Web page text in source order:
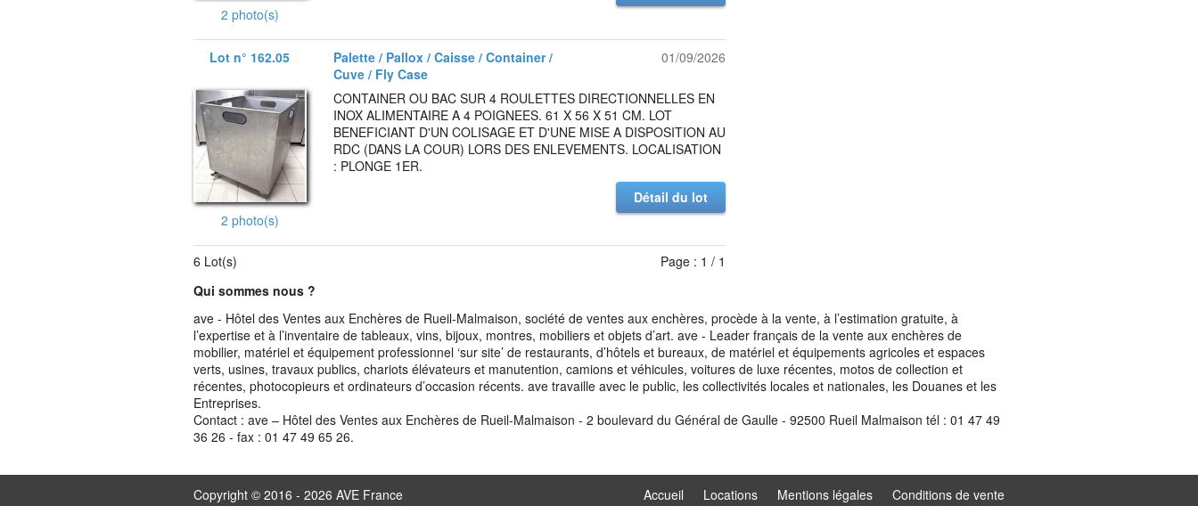
2 photo(s)
Lot n° 162.05
Palette / Pallox / Caisse / Container /
Cuve / Fly Case
01/09/2026
2 photo(s)
CONTAINER OU BAC SUR 4 ROULETTES DIRECTIONNELLES EN
INOX ALIMENTAIRE A 4 POIGNEES. 61 X 56 X 51 CM. LOT
BENEFICIANT D'UN COLISAGE ET D'UNE MISE A DISPOSITION AU
RDC (DANS LA COUR) LORS DES ENLEVEMENTS. LOCALISATION
: PLONGE 1ER.
Détail du lot
6 Lot(s) Page : 1 / 1
Qui sommes nous ?
ave - Hôtel des Ventes aux Enchères de Rueil-Malmaison, société de ventes aux enchères, procède à la vente, à l’estimation gratuite, à
l’expertise et à l’inventaire de tableaux, vins, bijoux, montres, mobiliers et objets d’art. ave - Leader français de la vente aux enchères de
mobilier, matériel et équipement professionnel ‘sur site’ de restaurants, d’hôtels et bureaux, de matériel et équipements agricoles et espaces
verts, usines, travaux publics, chariots élévateurs et manutention, camions et véhicules, voitures de luxe récentes, motos de collection et
récentes, photocopieurs et ordinateurs d’occasion récents. ave travaille avec le public, les collectivités locales et nationales, les Douanes et les
Entreprises.
Contact : ave – Hôtel des Ventes aux Enchères de Rueil-Malmaison - 2 boulevard du Général de Gaulle - 92500 Rueil Malmaison tél : 01 47 49
36 26 - fax : 01 47 49 65 26.
Copyright © 2016 - 2026 AVE France Accueil Locations Mentions légales Conditions de vente